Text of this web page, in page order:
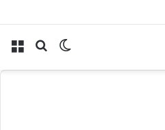
بعد سنوات من الاستخدام
بحث الوضع